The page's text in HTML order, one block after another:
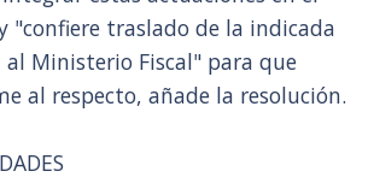
"confiere traslado de la indicada
Ministerio Fiscal" para que
al respecto, añade la resolución.